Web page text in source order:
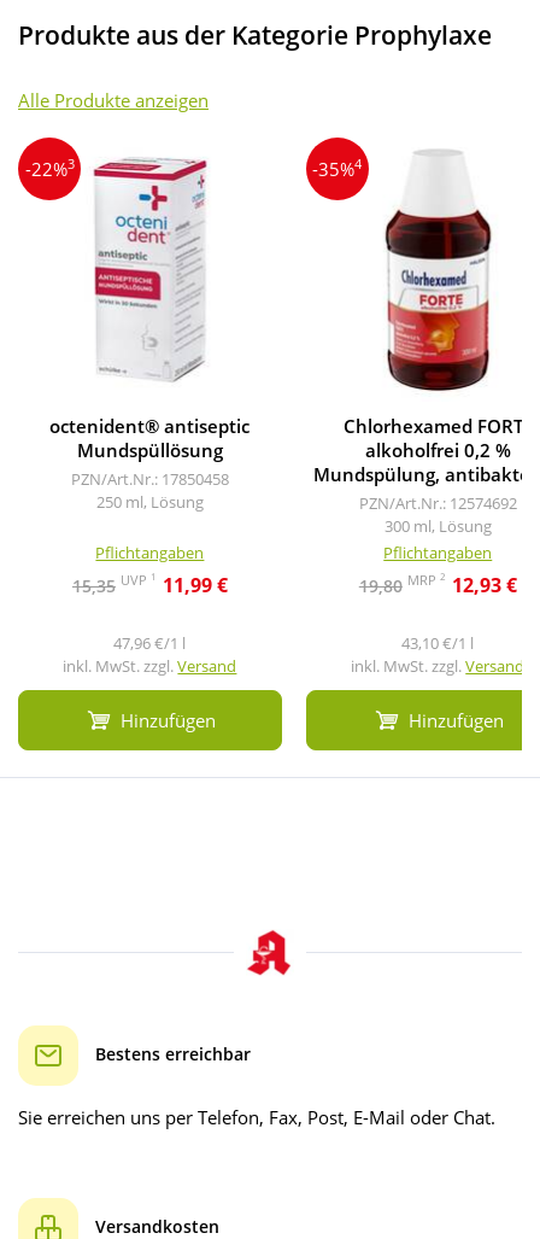
Produkte aus der Kategorie Prophylaxe
Alle Produkte anzeigen
-22%3
octenident® antiseptic
Mundspüllösung
PZN/Art.Nr.: 17850458
250 ml, Lösung
Pflichtangaben
15,35 UVP 1 11,99 €
47,96 €/1 l
inkl. MwSt. zzgl.Versand
Hinzufügen
-35%4
Chlorhexamed FORTE
alkoholfrei 0,2 %
Mundspülung,
PZN/Art.Nr.: 12574692
300 ml, Lösung
Pflichtangaben
19,80 MRP 2 12,93 €
43,10 €/1 l
inkl. MwSt. zzgl.Versand
Hinzufügen
Bestens erreichbar
Sie erreichen uns per Telefon, Fax, Post, E-Mail oder Chat.
Versandkosten